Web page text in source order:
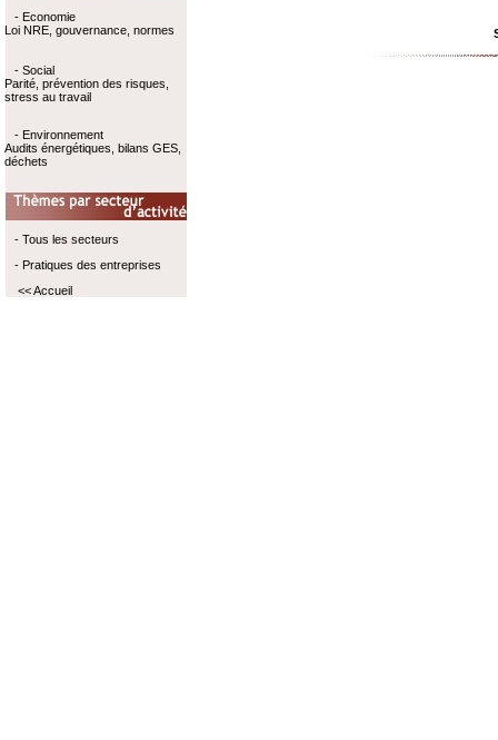
- Economie
Loi NRE, gouvernance, normes
- Social
Parité, prévention des risques,
stress au travail
- Environnement
Audits énergétiques, bilans GES,
déchets
- Tous les secteurs
- Pratiques des entreprises
<< Accueil